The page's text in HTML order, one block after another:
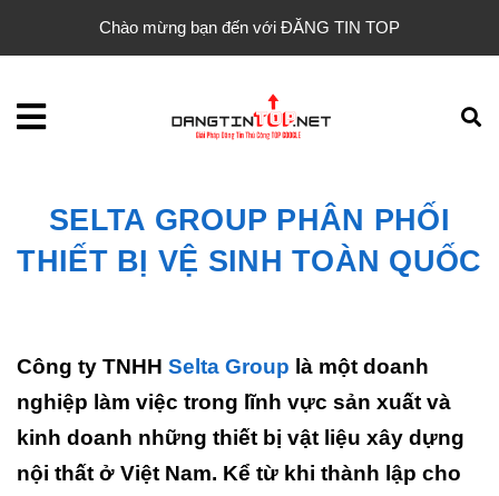
Chào mừng bạn đến với ĐĂNG TIN TOP
SELTA GROUP PHÂN PHỐI
THIẾT BỊ VỆ SINH TOÀN QUỐC
Công ty TNHH Selta Group là một doanh
nghiệp làm việc trong lĩnh vực sản xuất và
kinh doanh những thiết bị vật liệu xây dựng
nội thất ở Việt Nam. Kể từ khi thành lập cho